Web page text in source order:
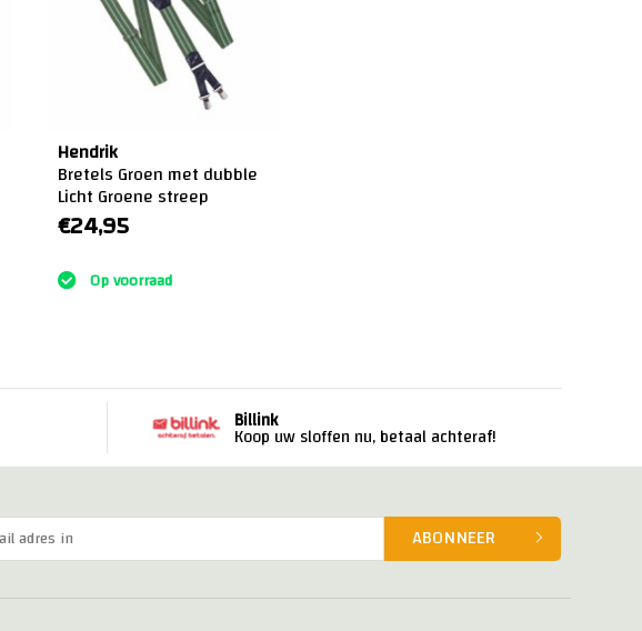
Hendrik
Bretels Groen met dubble
Licht Groene streep
€24,95
Op voorraad
Billink
Koop uw sloffen nu, betaal achteraf!
ABONNEER